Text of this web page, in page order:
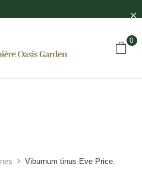
0
Viburnum tinus Eve Price.